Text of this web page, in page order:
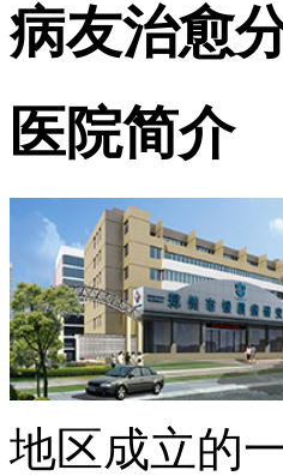
病友治愈
医院简介
地区成立的